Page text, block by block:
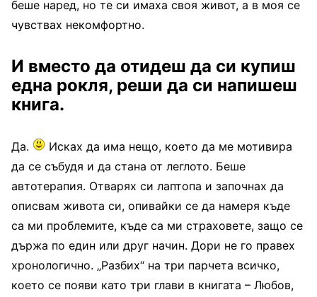
беше наред, но те си имаха своя живот, а в моя се
чувствах некомфортно.
И вместо да отидеш да си купиш
една рокля, реши да си напишеш
книга.
Да.
Исках да има нещо, което да ме мотивира
да се събудя и да стана от леглото. Беше
автотерапия. Отварях си лаптопа и започнах да
описвам живота си, опивайки се да намеря къде
са ми проблемите, къде са ми страховете, защо се
държа по един или друг начин. Дори не го правех
хронологично. „Разбих“ на три парчета всичко,
което се появи като три глави в книгата – Любов,